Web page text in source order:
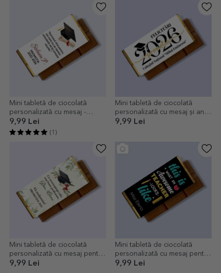
Mini tabletă de ciocolată
personalizată cu mesaj -
Absolvire
9,99 Lei
(1)
Mini tabletă de ciocolată
personalizată cu mesaj și an -
Felicitări pentru absolvire
9,99 Lei
Mini tabletă de ciocolată
personalizată cu mesaj pentru
profesori, diriginte - Absolvire
9,99 Lei
Mini tabletă de ciocolată
personalizată cu mesaj pentru
profesori
9,99 Lei